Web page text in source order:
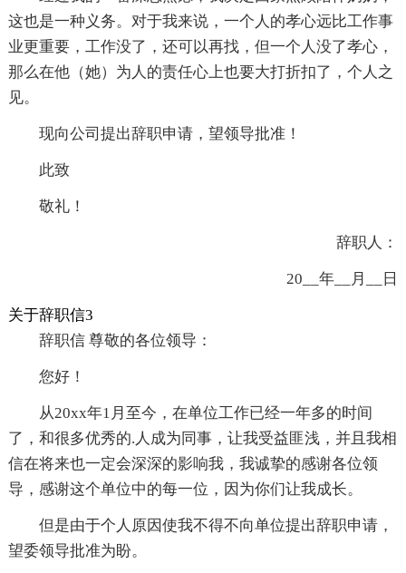
这也是一种义务。对于我来说，一个人的孝心远比工作事
业更重要，工作没了，还可以再找，但一个人没了孝心，
那么在他（她）为人的责任心上也要大打折扣了，个人之
见。
现向公司提出辞职申请，望领导批准！
此致
敬礼！
辞职人：
20__年__月__日
关于辞职信3
辞职信 尊敬的各位领导：
您好！
从20xx年1月至今，在单位工作已经一年多的时间
了，和很多优秀的.人成为同事，让我受益匪浅，并且我相
信在将来也一定会深深的影响我，我诚挚的感谢各位领
导，感谢这个单位中的每一位，因为你们让我成长。
但是由于个人原因使我不得不向单位提出辞职申请，
望委领导批准为盼。